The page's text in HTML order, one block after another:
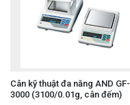
Cân kỹ thuật đa năng AND GF-
3000 (3100/0.01g, cân đếm)